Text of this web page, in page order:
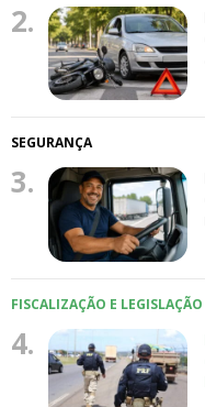
2.
SEGURANÇA
3.
FISCALIZAÇÃO E LEGISLAÇÃO
4.